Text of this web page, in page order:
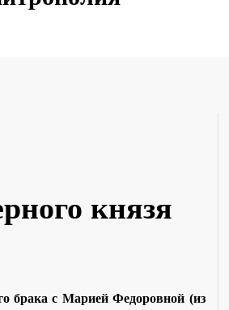
князя
брака с Марией Федоровной (из